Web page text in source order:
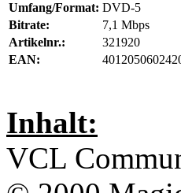
Umfang/Format: DVD-5
Bitrate:
7,1 Mbps
Artikelnr.:
321920
EAN:
Inhalt:
VCL